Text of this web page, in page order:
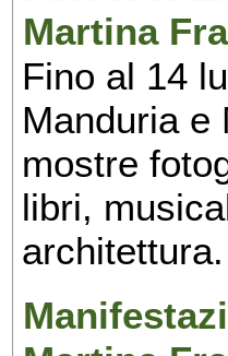
Martina
Fino al 14
Manduria e
mostre
libri,
architettura.